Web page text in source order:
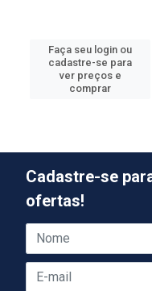
Faça seu login ou
cadastre-se para
ver preços e
comprar
Cadastre-se
ofertas!